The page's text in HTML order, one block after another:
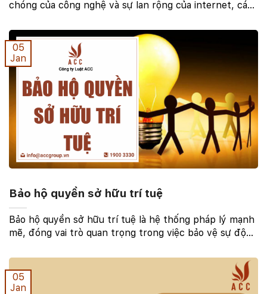
chóng của công nghệ và sự lan rộng của internet, các
vấn đề ngày càng nổi bật. Những cuộc chiến pháp ...
05
Jan
Bảo hộ quyền sở hữu trí tuệ
Bảo hộ quyền sở hữu trí tuệ là hệ thống pháp lý mạnh
mẽ, đóng vai trò quan trọng trong việc bảo vệ sự độc
chúng ta cần phải đăng ký những quyền ...
05
Jan